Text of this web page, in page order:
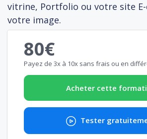
vitrine, Portfolio ou votre site
votre image.
80€
Payez de 3x à 10x sans frais ou en
Acheter cette
Tester